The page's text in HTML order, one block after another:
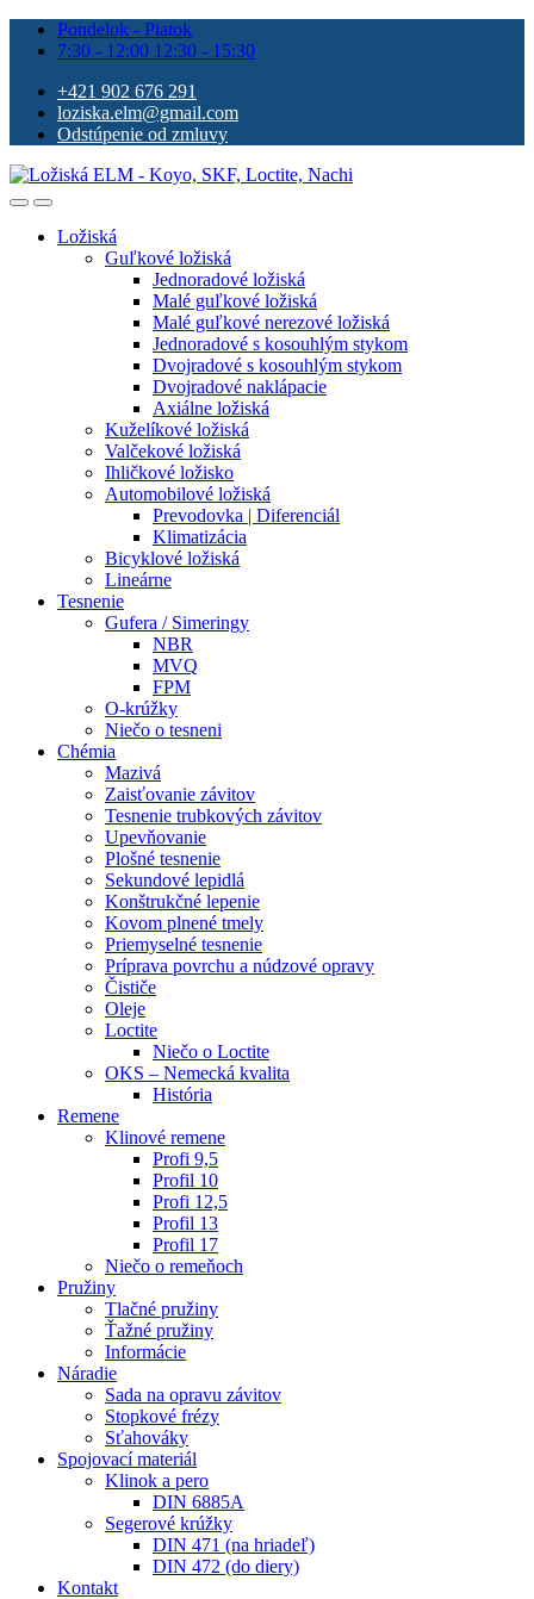
Pondelok - Piatok
7:30 - 12:00 12:30 - 15:30
+421 902 676 291
loziska.elm@gmail.com
Odstúpenie od zmluvy
Ložiská
Guľkové ložiská
Jednoradové ložiská
Malé guľkové ložiská
Malé guľkové nerezové ložiská
Jednoradové s kosouhlým stykom
Dvojradové s kosouhlým stykom
Dvojradové naklápacie
Axiálne ložiská
Kuželíkové ložiská
Valčekové ložiská
Ihličkové ložisko
Automobilové ložiská
Prevodovka | Diferenciál
Klimatizácia
Bicyklové ložiská
Lineárne
Tesnenie
Gufera / Simeringy
NBR
MVQ
FPM
O-krúžky
Niečo o tesneni
Chémia
Mazivá
Zaisťovanie závitov
Tesnenie trubkových závitov
Upevňovanie
Plošné tesnenie
Sekundové lepidlá
Konštrukčné lepenie
Kovom plnené tmely
Priemyselné tesnenie
Príprava povrchu a núdzové opravy
Čističe
Oleje
Loctite
Niečo o Loctite
OKS – Nemecká kvalita
História
Remene
Klinové remene
Profi 9,5
Profil 10
Profi 12,5
Profil 13
Profil 17
Niečo o remeňoch
Pružiny
Tlačné pružiny
Ťažné pružiny
Informácie
Náradie
Sada na opravu závitov
Stopkové frézy
Sťahováky
Spojovací materiál
Klinok a pero
DIN 6885A
Segerové krúžky
DIN 471 (na hriadeľ)
DIN 472 (do diery)
Kontakt